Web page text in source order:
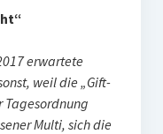
erwartete
weil die „Gift-
Tagesordnung
Multi, sich die